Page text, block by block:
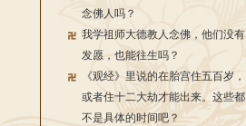
念佛人吗？
我学祖师大德教人念佛，他们没有
发愿，也能往生吗？
《观经》里说的在胎宫住五百岁，
或者住十二大劫才能出来。这些都
不是具体的时间吧？